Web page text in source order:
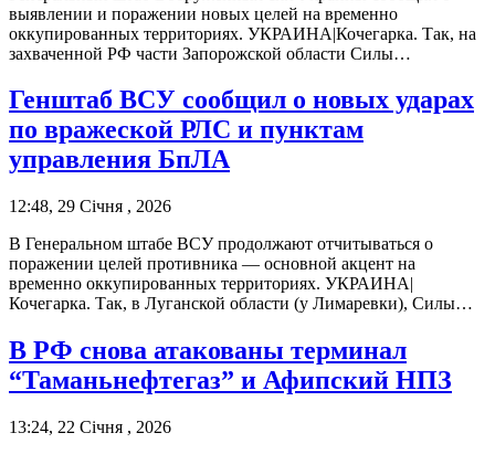
выявлении и поражении новых целей на временно
оккупированных территориях. УКРАИНА|Кочегарка. Так, на
захваченной РФ части Запорожской области Силы…
Генштаб ВСУ сообщил о новых ударах
по вражеской РЛС и пунктам
управления БпЛА
12:48, 29 Січня , 2026
В Генеральном штабе ВСУ продолжают отчитываться о
поражении целей противника — основной акцент на
временно оккупированных территориях. УКРАИНА|
Кочегарка. Так, в Луганской области (у Лимаревки), Силы…
В РФ снова атакованы терминал
“Таманьнефтегаз” и Афипский НПЗ
13:24, 22 Січня , 2026